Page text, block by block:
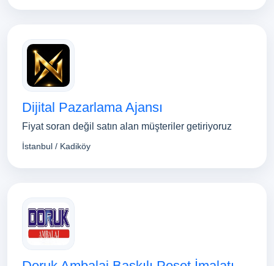
Dijital Pazarlama Ajansı
Fiyat soran değil satın alan müşteriler getiriyoruz
İstanbul / Kadiköy